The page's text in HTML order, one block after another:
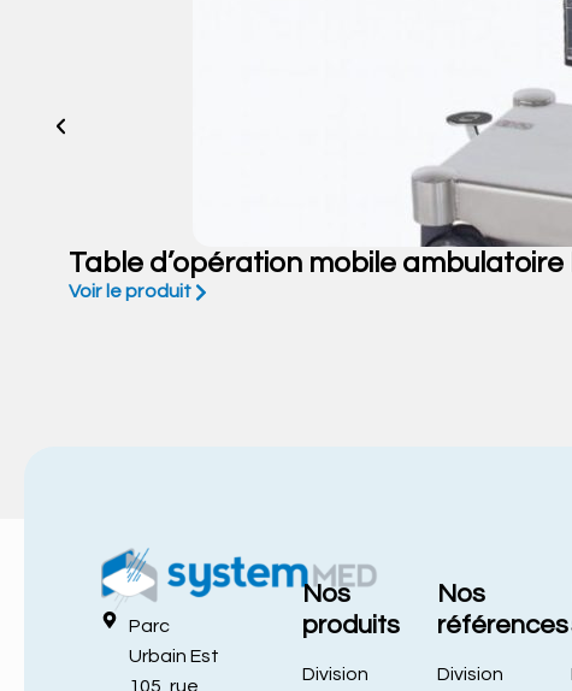
Table d’opération mobile ambulatoire
Voir le produit
Parc
Urbain Est
105, rue
Nos
produits
Division
Nos
références
Division